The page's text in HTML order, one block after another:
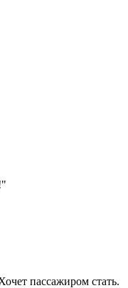
пассажиром стать.